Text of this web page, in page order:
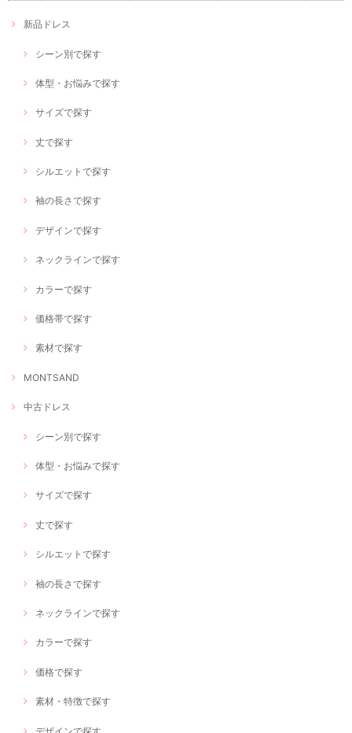
新品ドレス
シーン別で探す
体型・お悩みで探す
サイズで探す
丈で探す
シルエットで探す
袖の長さで探す
デザインで探す
ネックラインで探す
カラーで探す
価格帯で探す
素材で探す
MONTSAND
中古ドレス
シーン別で探す
体型・お悩みで探す
サイズで探す
丈で探す
シルエットで探す
袖の長さで探す
ネックラインで探す
カラーで探す
価格で探す
素材・特徴で探す